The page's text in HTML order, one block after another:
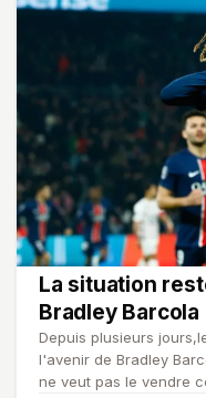
La situation
Bradley Barcola
Depuis plusieurs
l'avenir de Bradley
ne veut pas le vendre